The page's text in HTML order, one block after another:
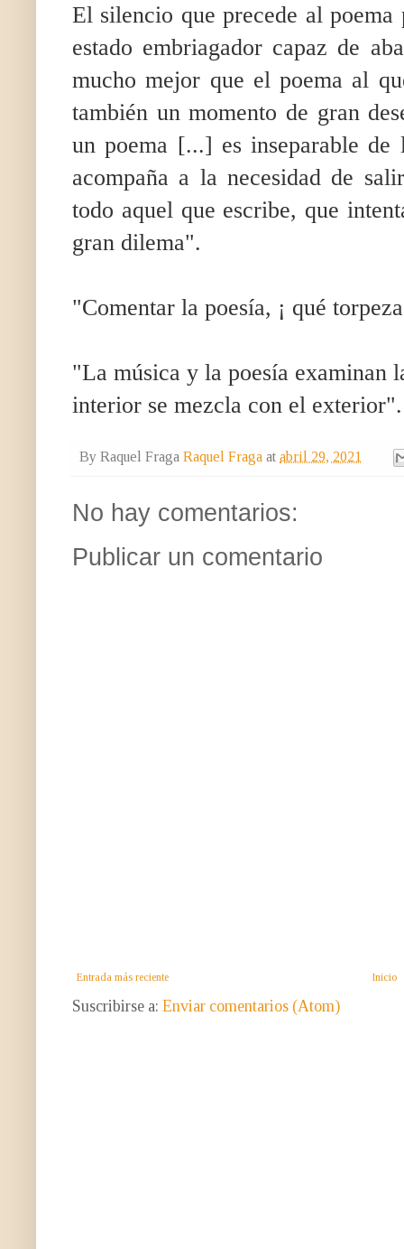
El silencio que precede al
estado embriagador capaz de
mucho mejor que el poema al
también un momento de gran
un poema [...] es inseparable
acompaña a la necesidad de
todo aquel que escribe, que
gran dilema".
"Comentar la poesía, ¡ qué
"La música y la poesía examinan
interior se mezcla con el exterior".
By Raquel Fraga Raquel Fraga at abril 29, 2021
No hay comentarios:
Publicar un comentario
Entrada más reciente Inicio
Suscribirse a: Enviar comentarios (Atom)